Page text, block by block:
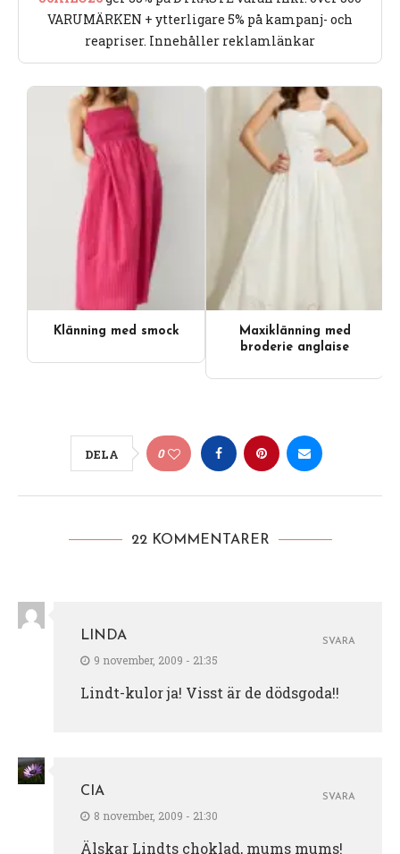
VARUMÄRKEN + ytterligare 5% på kampanj- och
reapriser. Innehåller reklamlänkar
Klänning med smock
Maxiklänning med
broderie anglaise
DELA 0
22 KOMMENTARER
LINDA
9 november, 2009 - 21:35
Lindt-kulor ja! Visst är de dödsgoda!!
SVARA
CIA
8 november, 2009 - 21:30
Älskar Lindts choklad, mums mums!
SVARA